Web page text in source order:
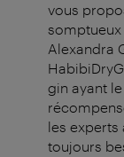
vous
somptueux
Alexandra
gin ayant
les experts
toujours